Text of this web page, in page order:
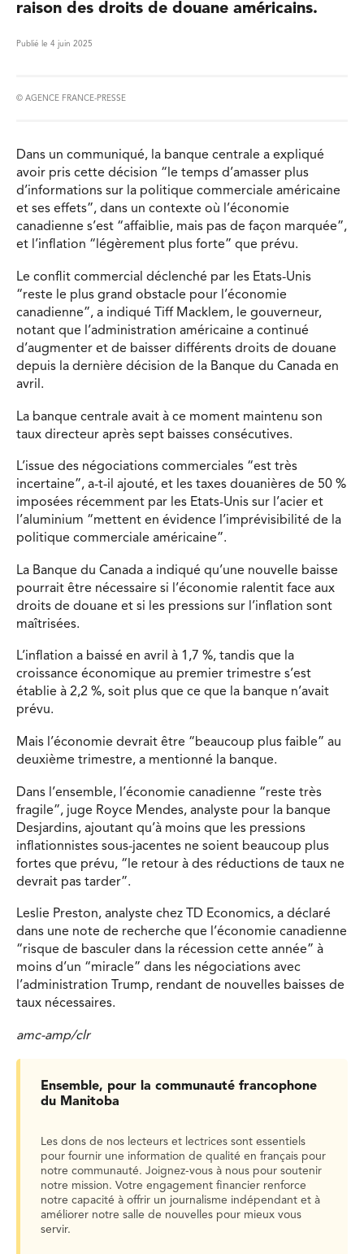
raison des droits de douane américains.
Publié le 4 juin 2025
© AGENCE FRANCE-PRESSE
Dans un communiqué, la banque centrale a expliqué
avoir pris cette décision “le temps d’amasser plus
d’informations sur la politique commerciale américaine
et ses effets”, dans un contexte où l’économie
canadienne s’est “affaiblie, mais pas de façon marquée”,
et l’inflation “légèrement plus forte” que prévu.
Le conflit commercial déclenché par les Etats-Unis
“reste le plus grand obstacle pour l’économie
canadienne”, a indiqué Tiff Macklem, le gouverneur,
notant que l’administration américaine a continué
d’augmenter et de baisser différents droits de douane
depuis la dernière décision de la Banque du Canada en
avril.
La banque centrale avait à ce moment maintenu son
taux directeur après sept baisses consécutives.
L’issue des négociations commerciales “est très
incertaine”, a-t-il ajouté, et les taxes douanières de 50 %
imposées récemment par les Etats-Unis sur l’acier et
l’aluminium “mettent en évidence l’imprévisibilité de la
politique commerciale américaine”.
La Banque du Canada a indiqué qu’une nouvelle baisse
pourrait être nécessaire si l’économie ralentit face aux
droits de douane et si les pressions sur l’inflation sont
maîtrisées.
L’inflation a baissé en avril à 1,7 %, tandis que la
croissance économique au premier trimestre s’est
établie à 2,2 %, soit plus que ce que la banque n’avait
prévu.
Mais l’économie devrait être “beaucoup plus faible” au
deuxième trimestre, a mentionné la banque.
Dans l’ensemble, l’économie canadienne “reste très
fragile”, juge Royce Mendes, analyste pour la banque
Desjardins, ajoutant qu’à moins que les pressions
inflationnistes sous-jacentes ne soient beaucoup plus
fortes que prévu, “le retour à des réductions de taux ne
devrait pas tarder”.
Leslie Preston, analyste chez TD Economics, a déclaré
dans une note de recherche que l’économie canadienne
“risque de basculer dans la récession cette année” à
moins d’un “miracle” dans les négociations avec
l’administration Trump, rendant de nouvelles baisses de
taux nécessaires.
amc-amp/clr
Ensemble, pour la communauté francophone
du Manitoba
Les dons de nos lecteurs et lectrices sont essentiels
pour fournir une information de qualité en français pour
notre communauté. Joignez-vous à nous pour soutenir
notre mission. Votre engagement financier renforce
notre capacité à offrir un journalisme indépendant et à
améliorer notre salle de nouvelles pour mieux vous
servir.